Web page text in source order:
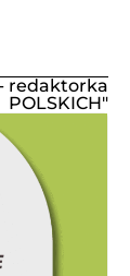
redaktorka